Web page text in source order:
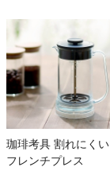
珈琲考具 割れにくい
フレンチプレス